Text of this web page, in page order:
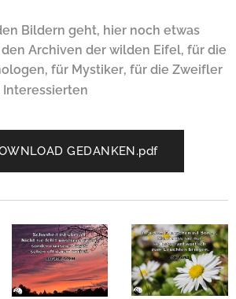
Bildern geht, hier noch etwas
Archiven der wilden Eifel, für die
für Mystiker, für die Zweifler
Interessierten
GEDANKEN.pdf